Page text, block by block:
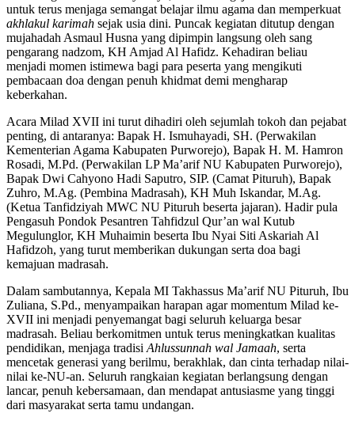
untuk terus menjaga semangat belajar ilmu agama dan memperkuat
akhlakul karimah sejak usia dini. Puncak kegiatan ditutup dengan
mujahadah Asmaul Husna yang dipimpin langsung oleh sang
pengarang nadzom, KH Amjad Al Hafidz. Kehadiran beliau
menjadi momen istimewa bagi para peserta yang mengikuti
pembacaan doa dengan penuh khidmat demi mengharap
keberkahan.
Acara Milad XVII ini turut dihadiri oleh sejumlah tokoh dan pejabat
penting, di antaranya: Bapak H. Ismuhayadi, SH. (Perwakilan
Kementerian Agama Kabupaten Purworejo), Bapak H. M. Hamron
Rosadi, M.Pd. (Perwakilan LP Ma’arif NU Kabupaten Purworejo),
Bapak Dwi Cahyono Hadi Saputro, SIP. (Camat Pituruh), Bapak
Zuhro, M.Ag. (Pembina Madrasah), KH Muh Iskandar, M.Ag.
(Ketua Tanfidziyah MWC NU Pituruh beserta jajaran). Hadir pula
Pengasuh Pondok Pesantren Tahfidzul Qur’an wal Kutub
Megulunglor, KH Muhaimin beserta Ibu Nyai Siti Askariah Al
Hafidzoh, yang turut memberikan dukungan serta doa bagi
kemajuan madrasah.
Dalam sambutannya, Kepala MI Takhassus Ma’arif NU Pituruh, Ibu
Zuliana, S.Pd., menyampaikan harapan agar momentum Milad ke-
XVII ini menjadi penyemangat bagi seluruh keluarga besar
madrasah. Beliau berkomitmen untuk terus meningkatkan kualitas
pendidikan, menjaga tradisi Ahlussunnah wal Jamaah, serta
mencetak generasi yang berilmu, berakhlak, dan cinta terhadap nilai-
nilai ke-NU-an. Seluruh rangkaian kegiatan berlangsung dengan
lancar, penuh kebersamaan, dan mendapat antusiasme yang tinggi
dari masyarakat serta tamu undangan.